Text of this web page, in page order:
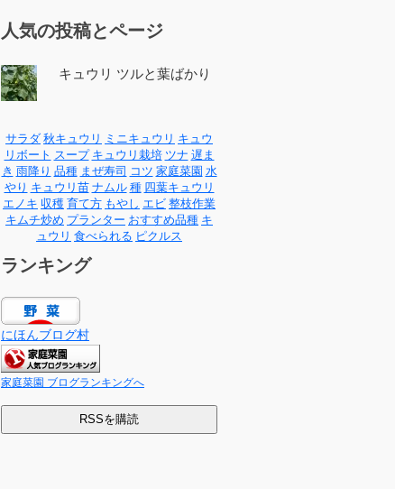
人気の投稿とページ
キュウリ ツルと葉ばかり
サラダ 秋キュウリ ミニキュウリ キュウ
リボート スープ キュウリ栽培 ツナ 遅ま
き 雨降り 品種 まぜ寿司 コツ 家庭菜園 水
やり キュウリ苗 ナムル 種 四葉キュウリ
エノキ 収穫 育て方 もやし エビ 整枝作業
キムチ炒め プランター おすすめ品種 キ
ュウリ 食べられる ピクルス
ランキング
にほんブログ村
家庭菜園 ブログランキングへ